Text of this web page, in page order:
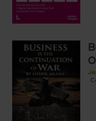
filter
filter
filter
prochainement filter
als POD filter